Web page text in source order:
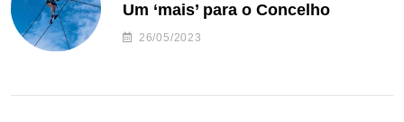
Um ‘mais’ para o Concelho
26/05/2023